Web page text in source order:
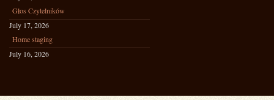
Głos Czytelników
July 17, 2026
Home staging
July 16, 2026